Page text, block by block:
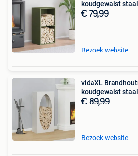
koudgewalst
€ 79,99
Bezoek website
vidaXL
koudgewalst
€ 89,99
Bezoek website